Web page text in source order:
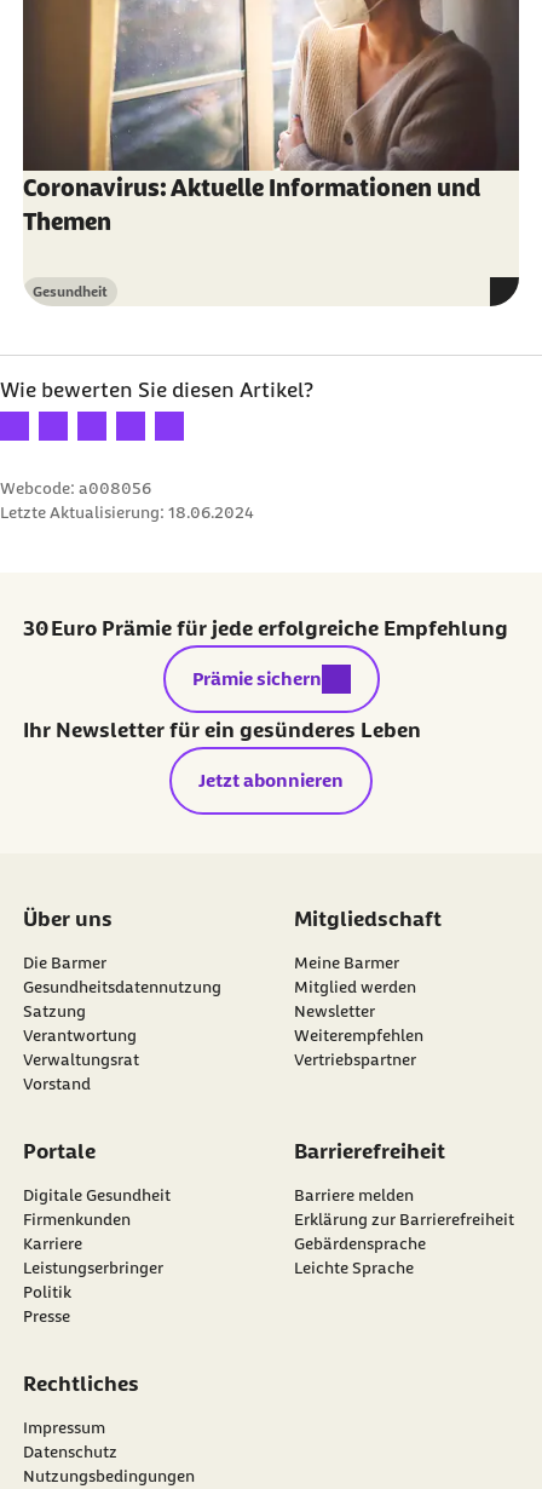
Coronavirus: Aktuelle Informationen und
Themen
Kategorie
Gesundheit
Wie bewerten Sie diesen Artikel?
Ihre Bewertung: 1 Stern
Ihre Bewertung: 2 Sterne
Ihre Bewertung: 3 Sterne
Ihre Bewertung: 4 Sterne
Ihre Bewertung: 5 Sterne
Webcode: a008056
Letzte Aktualisierung: 18.06.2024
30 Euro Prämie für jede erfolgreiche Empfehlung
externer Link:
Prämie sichern
Ihr Newsletter für ein gesünderes Leben
Jetzt abonnieren
Über uns
Die Barmer
Gesundheitsdatennutzung
Satzung
Verantwortung
Verwaltungsrat
Vorstand
Mitgliedschaft
Meine Barmer
Mitglied werden
Newsletter
externer Link:
Weiterempfehlen
Vertriebspartner
Portale
Digitale Gesundheit
Firmenkunden
Karriere
Leistungserbringer
Politik
Presse
Barrierefreiheit
Barriere melden
Erklärung zur Barrierefreiheit
Gebärdensprache
Leichte Sprache
Rechtliches
Impressum
Datenschutz
Nutzungsbedingungen